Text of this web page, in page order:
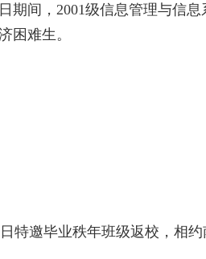
期间，2001级信息管理与信息
困难生。
特邀毕业秩年班级返校，相约